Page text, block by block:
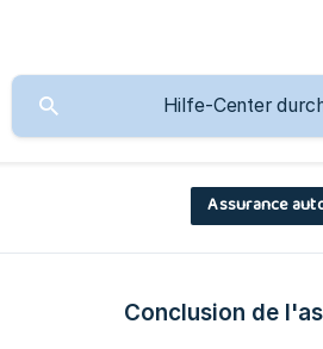
Assurance
Conclusion de